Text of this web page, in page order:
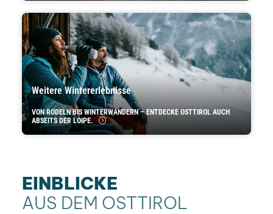
Weitere Wintererlebnisse
VON RODELN BIS WINTERWANDERN – ENTDECKE OSTTIROL AUCH
ABSEITS DER LOIPE.
EINBLICKE
AUS DEM OSTTIROL